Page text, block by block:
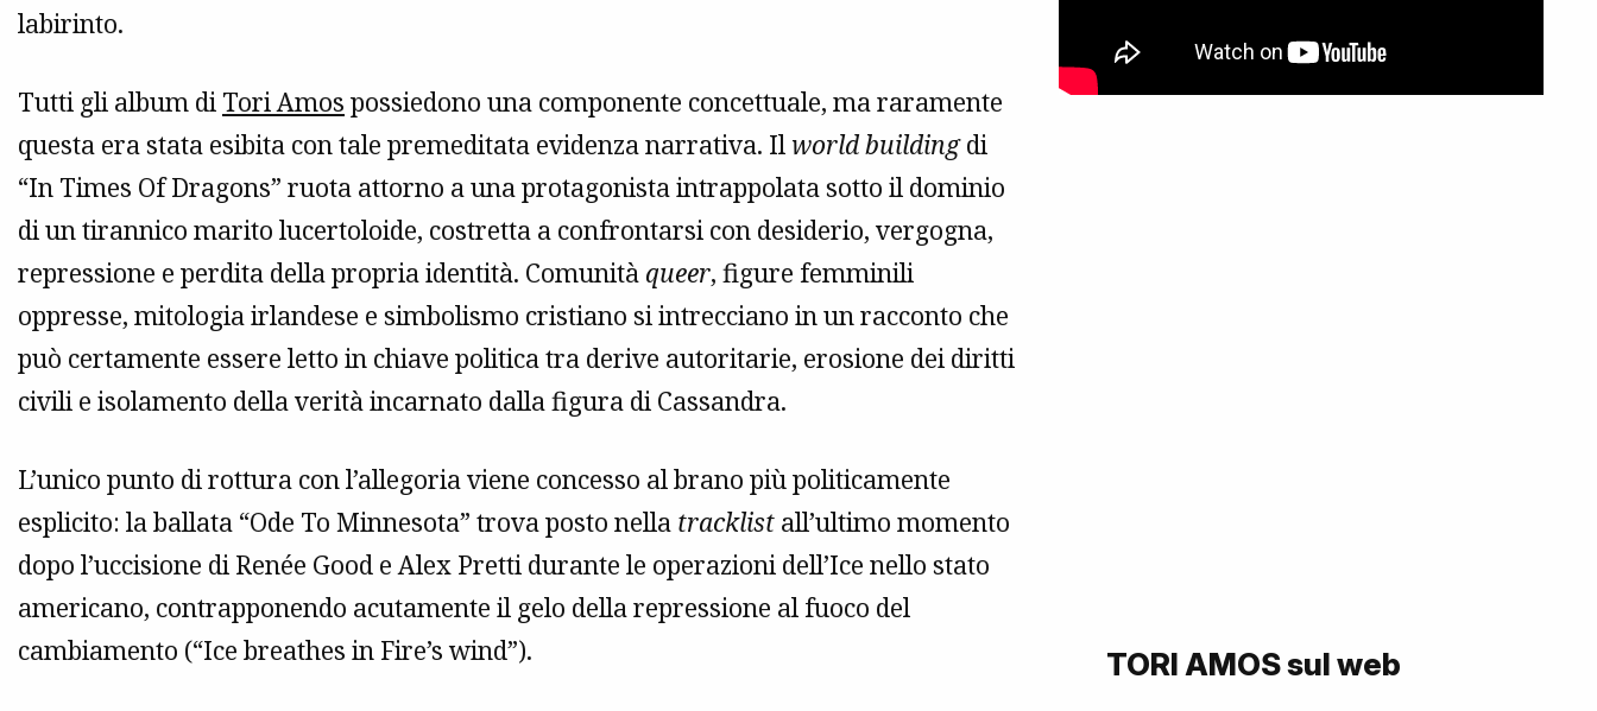
labirinto.
Tutti gli album di Tori Amos possiedono una componente concettuale, ma raramente
questa era stata esibita con tale premeditata evidenza narrativa. Il world buildingdi
“In Times Of Dragons” ruota attorno a una protagonista intrappolata sotto il dominio
di un tirannico marito lucertoloide, costretta a confrontarsi con desiderio, vergogna,
repressione e perdita della propria identità. Comunità queer, figure femminili
oppresse, mitologia irlandese e simbolismo cristiano si intrecciano in un racconto che
può certamente essere letto in chiave politica tra derive autoritarie, erosione dei diritti
civili e isolamento della verità incarnato dalla figura di Cassandra.
L’unico punto di rottura con l’allegoria viene concesso al brano più politicamente
esplicito: la ballata “Ode To Minnesota” trova posto nella tracklist all’ultimo momento
dopo l’uccisione di Renée Good e Alex Pretti durante le operazioni dell’Ice nello stato
americano, contrapponendo acutamente il gelo della repressione al fuoco del
cambiamento (“Ice breathes in Fire’s wind”).
TORI AMOS sul web